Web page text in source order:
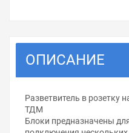
ОПИСАНИЕ
Разветвитель в розетку
ТДМ
Блоки предназначены